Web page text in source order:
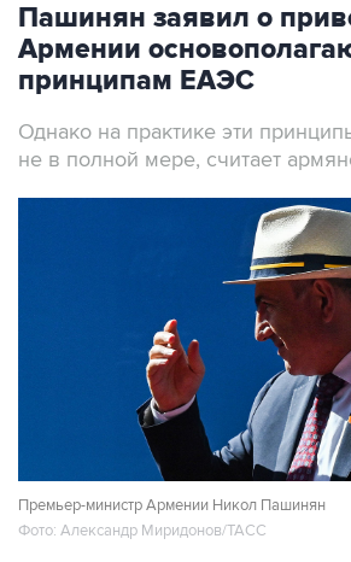
Пашинян заявил о
Армении
принципам ЕАЭС
Однако на практике эти
не в полной мере, считает
Премьер-министр Армении Никол Пашинян
Фото: Александр Миридонов/ТАСС